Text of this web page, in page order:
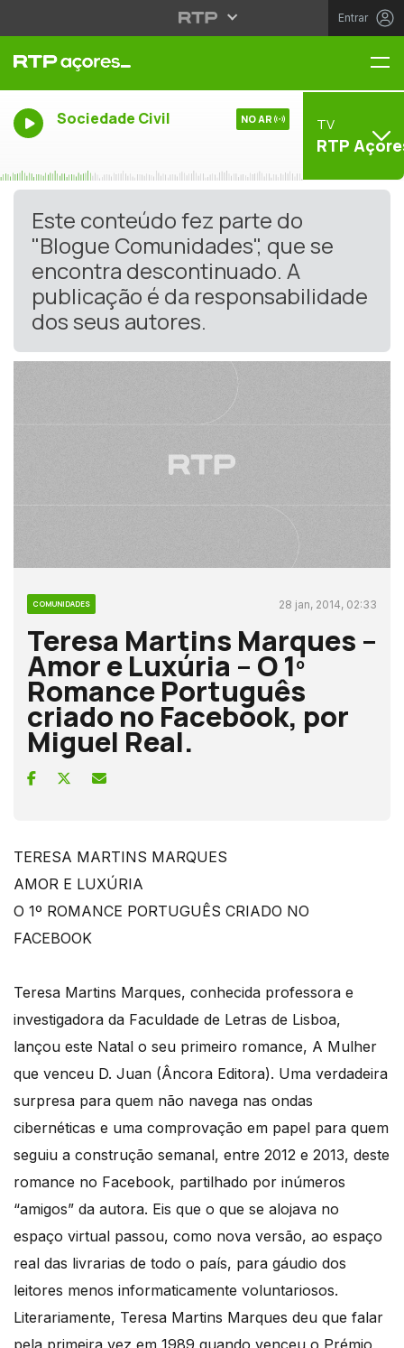
Entrar
Sociedade Civil NO AR TV
RTP
Este conteúdo fez parte do
"Blogue Comunidades", que se
encontra descontinuado. A
publicação é da responsabilidade
dos seus autores.
COMUNIDADES 28 jan, 2014, 02:33
Teresa Martins Marques –
Amor e Luxúria – O 1º
Romance Português
criado no Facebook, por
Miguel Real.
TERESA MARTINS MARQUES
AMOR E LUXÚRIA
O 1º ROMANCE PORTUGUÊS CRIADO NO
FACEBOOK
Teresa Martins Marques, conhecida professora e
investigadora da Faculdade de Letras de Lisboa,
lançou este Natal o seu primeiro romance, A Mulher
que venceu D. Juan (Âncora Editora). Uma verdadeira
surpresa para quem não navega nas ondas
cibernéticas e uma comprovação em papel para quem
seguiu a construção semanal, entre 2012 e 2013, deste
romance no Facebook, partilhado por inúmeros
“amigos” da autora. Eis que o que se alojava no
espaço virtual passou, como nova versão, ao espaço
real das livrarias de todo o país, para gáudio dos
leitores menos informaticamente voluntariosos.
Literariamente, Teresa Martins Marques deu que falar
pela primeira vez em 1989 quando venceu o Prémio